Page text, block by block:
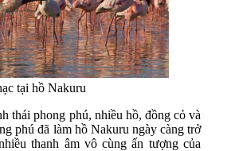
tại hồ Nakuru
thái phong phú, nhiều hồ, đồng cỏ và
phú đã làm hồ Nakuru ngày càng trở
thanh âm vô cùng ấn tượng của